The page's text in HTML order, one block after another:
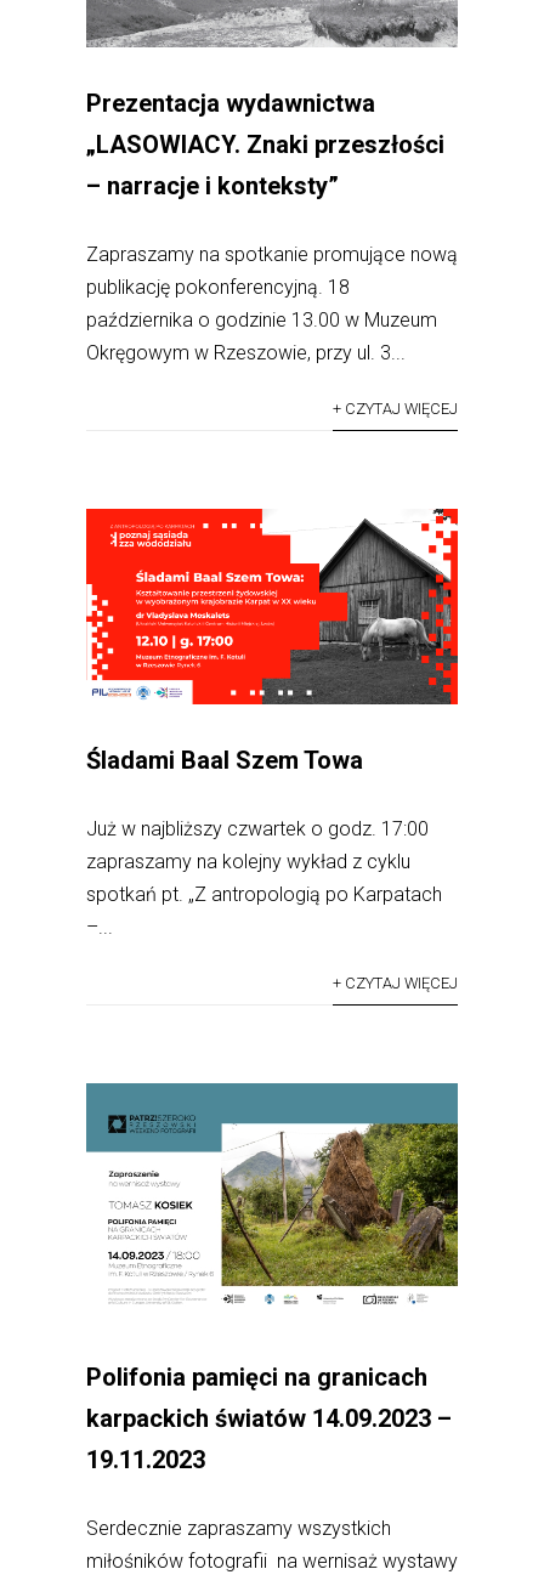
Prezentacja wydawnictwa
„LASOWIACY. Znaki przeszłości
– narracje i konteksty”
Zapraszamy na spotkanie promujące nową
publikację pokonferencyjną. 18
października o godzinie 13.00 w Muzeum
Okręgowym w Rzeszowie, przy ul. 3...
+ CZYTAJ WIĘCEJ
Śladami Baal Szem Towa
Już w najbliższy czwartek o godz. 17:00
zapraszamy na kolejny wykład z cyklu
spotkań pt. „Z antropologią po Karpatach
–...
+ CZYTAJ WIĘCEJ
Polifonia pamięci na granicach
karpackich światów 14.09.2023 –
19.11.2023
Serdecznie zapraszamy wszystkich
miłośników fotografii na wernisaż wystawy